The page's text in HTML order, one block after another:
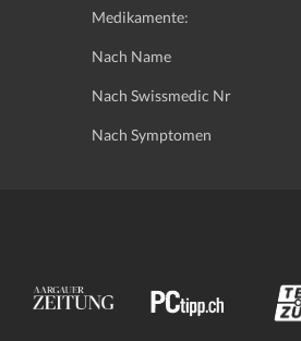
Medikamente:
Nach Name
Nach Swissmedic Nr
Nach Symptomen